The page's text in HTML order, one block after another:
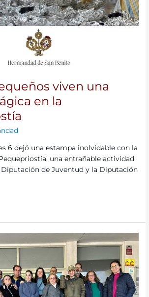
viven una
en la
6 dejó una estampa inolvidable con la
una entrañable actividad
de Juventud y la Diputación